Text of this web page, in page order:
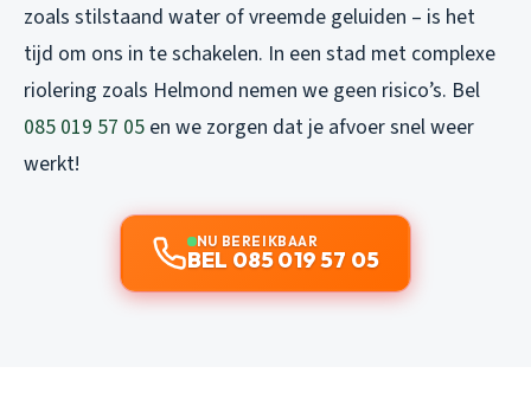
zoals stilstaand water of vreemde geluiden – is het
tijd om ons in te schakelen. In een stad met complexe
riolering zoals Helmond nemen we geen risico’s. Bel
085 019 57 05 en we zorgen dat je afvoer snel weer
werkt!
NU BEREIKBAAR
BEL 085 019 57 05